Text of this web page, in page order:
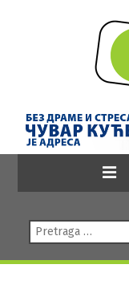
Pretraga: